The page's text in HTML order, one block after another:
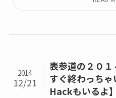
表参道の２０１
すぐ終わっち
Hackもいるよ】
2014
12/21